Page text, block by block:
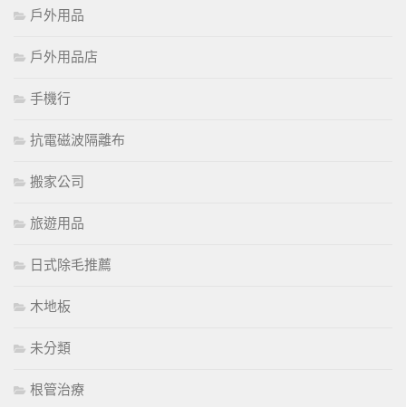
戶外用品
戶外用品店
手機行
抗電磁波隔離布
搬家公司
旅遊用品
日式除毛推薦
木地板
未分類
根管治療